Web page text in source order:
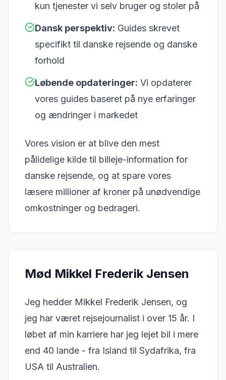
kun tjenester vi selv bruger og stoler på
Dansk perspektiv: Guides skrevet
specifikt til danske rejsende og danske
forhold
Løbende opdateringer: Vi opdaterer
vores guides baseret på nye erfaringer
og ændringer i markedet
Vores vision er at blive den mest
pålidelige kilde til billeje-information for
danske rejsende, og at spare vores
læsere millioner af kroner på unødvendige
omkostninger og bedrageri.
Mød Mikkel Frederik Jensen
Jeg hedder Mikkel Frederik Jensen, og
jeg har været rejsejournalist i over 15 år. I
løbet af min karriere har jeg lejet bil i mere
end 40 lande - fra Island til Sydafrika, fra
USA til Australien.